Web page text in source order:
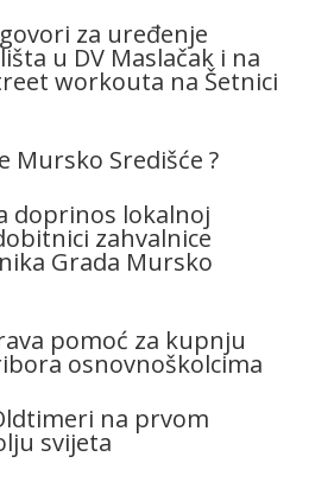
za uređenje
u DV Maslačak i na
workouta na Šetnici
Mursko Središće ?
doprinos lokalnoj
zahvalnice
Grada Mursko
pomoć za kupnju
osnovnoškolcima
na prvom
svijeta